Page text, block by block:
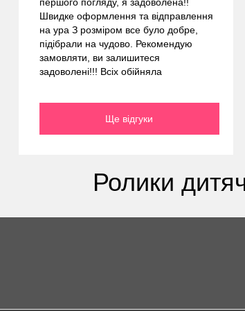
Швидке оформлення та відправлення
на ура З розміром все було добре,
підібрали на чудово. Рекомендую
замовляти, ви залишитеся
задоволені!!! Всіх обійняла
Ще відгуки
Ролики